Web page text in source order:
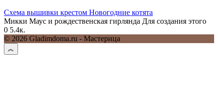
Схема вышивки крестом Новогодние котята
Микки Маус и рождественская гирлянда Для создания этого
0 5.4к.
© 2026 Gladimdoma.ru - Мастерица